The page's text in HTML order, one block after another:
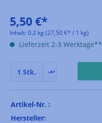
5,50 €*
Inhalt: 0.2 kg (27,50 €* / 1 kg)
Lieferzeit 2-3 Werktage**
Artikel-Nr. :
Hersteller: